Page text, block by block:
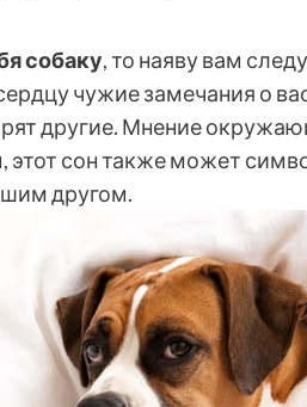
собаку, то наяву вам
чужие замечания о
другие. Мнение
этот сон также может
другом.